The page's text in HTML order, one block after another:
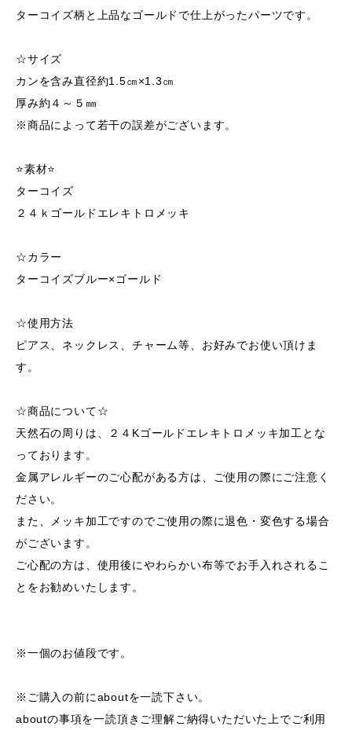
ターコイズ柄と上品なゴールドで仕上がったパーツです。
☆サイズ
カンを含み直径約1.5㎝×1.3㎝
厚み約４～５㎜
※商品によって若干の誤差がございます。
⭐素材⭐
ターコイズ
２４ｋゴールドエレキトロメッキ
☆カラー
ターコイズブルー×ゴールド
☆使用方法
ピアス、ネックレス、チャーム等、お好みでお使い頂けま
す。
☆商品について☆
天然石の周りは、２４Kゴールドエレキトロメッキ加工とな
っております。
金属アレルギーのご心配がある方は、ご使用の際にご注意く
ださい。
また、メッキ加工ですのでご使用の際に退色・変色する場合
がございます。
ご心配の方は、使用後にやわらかい布等でお手入れされるこ
とをお勧めいたします。
※一個のお値段です。
※ご購入の前にaboutを一読下さい。
aboutの事項を一読頂きご理解ご納得いただいた上でご利用